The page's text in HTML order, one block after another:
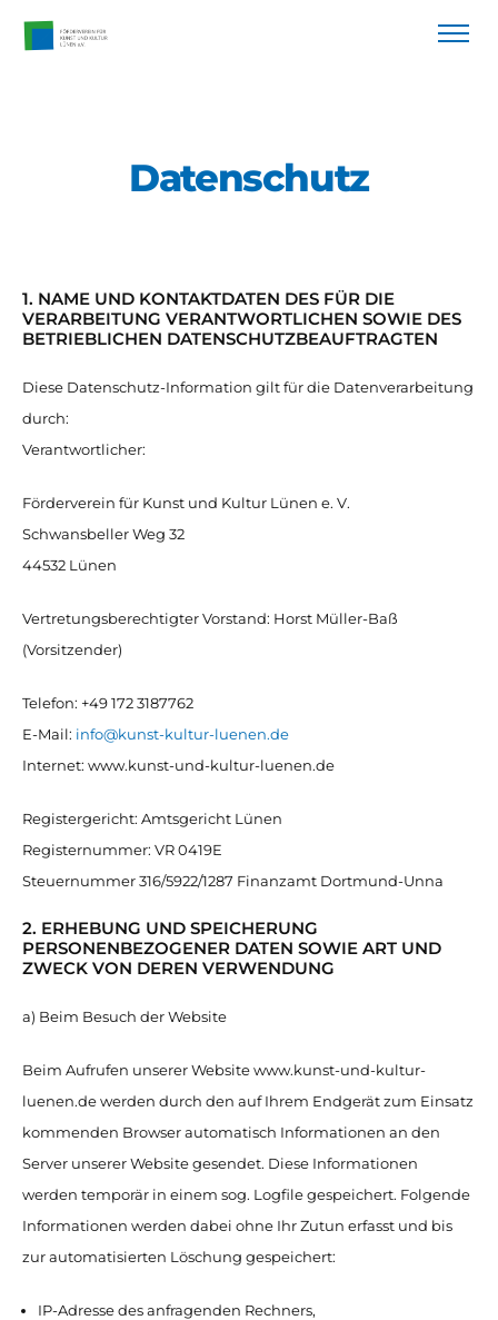
Datenschutz
1. NAME UND KONTAKTDATEN DES FÜR DIE
VERARBEITUNG VERANTWORTLICHEN SOWIE DES
BETRIEBLICHEN DATENSCHUTZBEAUFTRAGTEN
Diese Datenschutz-Information gilt für die Datenverarbeitung
durch:
Verantwortlicher:
Förderverein für Kunst und Kultur Lünen e. V.
Schwansbeller Weg 32
44532 Lünen
Vertretungsberechtigter Vorstand: Horst Müller-Baß
(Vorsitzender)
Telefon: +49 172 3187762
E-Mail: info@kunst-kultur-luenen.de
Internet: www.kunst-und-kultur-luenen.de
Registergericht: Amtsgericht Lünen
Registernummer: VR 0419E
Steuernummer 316/5922/1287 Finanzamt Dortmund-Unna
2. ERHEBUNG UND SPEICHERUNG
PERSONENBEZOGENER DATEN SOWIE ART UND
ZWECK VON DEREN VERWENDUNG
a) Beim Besuch der Website
Beim Aufrufen unserer Website www.kunst-und-kultur-
luenen.de werden durch den auf Ihrem Endgerät zum Einsatz
kommenden Browser automatisch Informationen an den
Server unserer Website gesendet. Diese Informationen
werden temporär in einem sog. Logfile gespeichert. Folgende
Informationen werden dabei ohne Ihr Zutun erfasst und bis
zur automatisierten Löschung gespeichert:
IP-Adresse des anfragenden Rechners,